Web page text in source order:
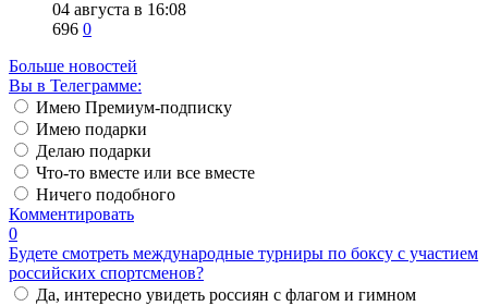
04 августа в 16:08
696 0
Больше новостей
Вы в Телеграмме:
Имею Премиум-подписку
Имею подарки
Делаю подарки
Что-то вместе или все вместе
Ничего подобного
Комментировать
0
Будете смотреть международные турниры по боксу с участием
российских спортсменов?
Да, интересно увидеть россиян с флагом и гимном